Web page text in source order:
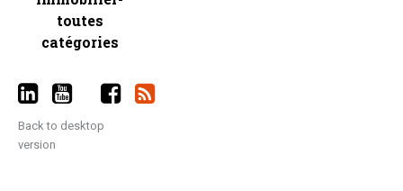
toutes
catégories
Back to desktop
version